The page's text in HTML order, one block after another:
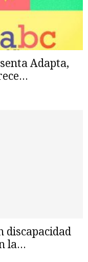
Adapta,
discapacidad
la...